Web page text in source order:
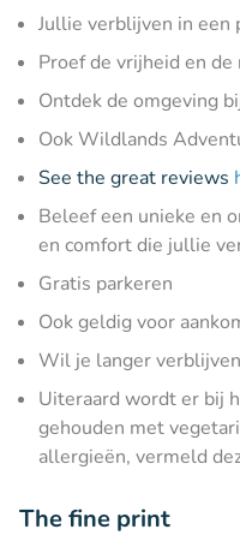
Jullie verblijven in een
Proef de vrijheid en
Ontdek de omgeving
Ook Wildlands
See the great reviews
Beleef een unieke en
en comfort die jullie
Gratis parkeren
Ook geldig voor
Wil je langer
Uiteraard wordt er bij
gehouden met
allergieën, vermeld
The fine print